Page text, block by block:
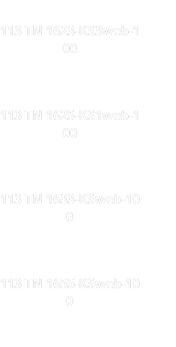
113 TN 1623-KS3web-1
00
113 TN 1625-KS1web-1
00
113 TN 1633-KSweb-10
0
113 TN 1655-KSweb-10
0